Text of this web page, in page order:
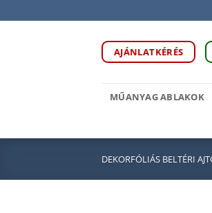
to
AJÁNLATKÉRÉS
MŰANYAG ABLAKOK
DEKORFÓLIÁS BELTÉRI